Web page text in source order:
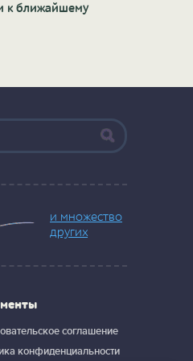
к ближайшему
и множество
других
соглашение
конфиденциальности